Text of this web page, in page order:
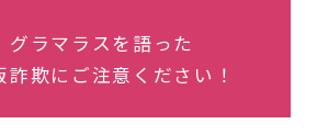
グラマラスを語った
詐欺にご注意ください！